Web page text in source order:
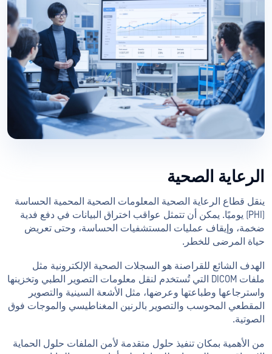
الرعاية الصحية
ينقل قطاع الرعاية الصحية المعلومات الصحية المحمية الحساسة
(PHI) يوميًا. يمكن أن تتمثل عواقب اختراق البيانات في دفع فدية
ضخمة، وإيقاف عمليات المستشفيات الحساسة، وحتى تعريض
حياة المرضى للخطر.
الهدف الشائع للقراصنة هو السجلات الصحية الإلكترونية مثل
ملفات DICOM التي تُستخدم لنقل معلومات التصوير الطبي وتخزينها
واسترجاعها وطباعتها وعرضها، مثل الأشعة السينية والتصوير
المقطعي المحوسب والتصوير بالرنين المغناطيسي والموجات فوق
الصوتية.
من الأهمية بمكان تنفيذ حلول متقدمة لأمن الملفات حلول الحماية